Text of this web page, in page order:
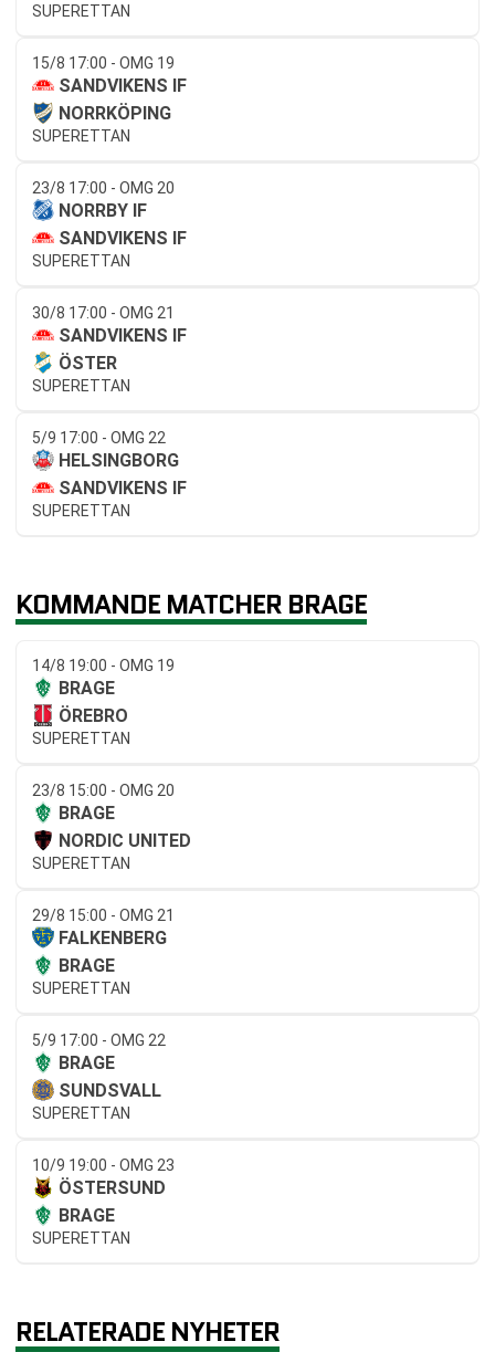
SUPERETTAN
15/8 17:00 - OMG 19
SANDVIKENS IF
NORRKÖPING
SUPERETTAN
23/8 17:00 - OMG 20
NORRBY IF
SANDVIKENS IF
SUPERETTAN
30/8 17:00 - OMG 21
SANDVIKENS IF
ÖSTER
SUPERETTAN
5/9 17:00 - OMG 22
HELSINGBORG
SANDVIKENS IF
SUPERETTAN
KOMMANDE MATCHER BRAGE
14/8 19:00 - OMG 19
BRAGE
ÖREBRO
SUPERETTAN
23/8 15:00 - OMG 20
BRAGE
NORDIC UNITED
SUPERETTAN
29/8 15:00 - OMG 21
FALKENBERG
BRAGE
SUPERETTAN
5/9 17:00 - OMG 22
BRAGE
SUNDSVALL
SUPERETTAN
10/9 19:00 - OMG 23
ÖSTERSUND
BRAGE
SUPERETTAN
RELATERADE NYHETER